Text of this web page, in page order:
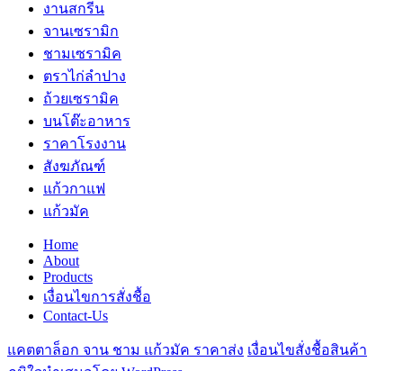
งานสกรีน
จานเซรามิก
ชามเซรามิค
ตราไก่ลำปาง
ถ้วยเซรามิค
บนโต๊ะอาหาร
ราคาโรงงาน
สังฆภัณฑ์
แก้วกาแฟ
แก้วมัค
Home
About
Products
เงื่อนไขการสั่งชื้อ
Contact-Us
แคตตาล็อก จาน ชาม แก้วมัค ราคาส่ง เงื่อนไขสั่งชื้อสินค้า